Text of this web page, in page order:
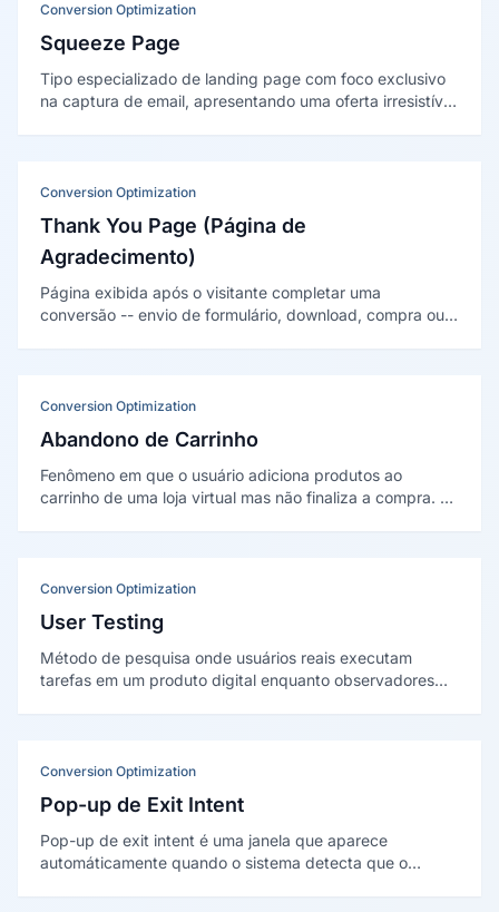
Conversion Optimization
Squeeze Page
Tipo especializado de landing page com foco exclusivo
na captura de email, apresentando uma oferta irresistível
Conversion Optimization
Thank You Page (Página de
Agradecimento)
Página exibida após o visitante completar uma
conversão -- envio de formulário, download, compra ou
Conversion Optimization
Abandono de Carrinho
Fenômeno em que o usuário adiciona produtos ao
carrinho de uma loja virtual mas não finaliza a compra. A
Conversion Optimization
User Testing
Método de pesquisa onde usuários reais executam
tarefas em um produto digital enquanto observadores
Conversion Optimization
Pop-up de Exit Intent
Pop-up de exit intent é uma janela que aparece
automáticamente quando o sistema detecta que o